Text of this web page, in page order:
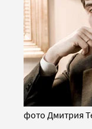
фото Дмитрия